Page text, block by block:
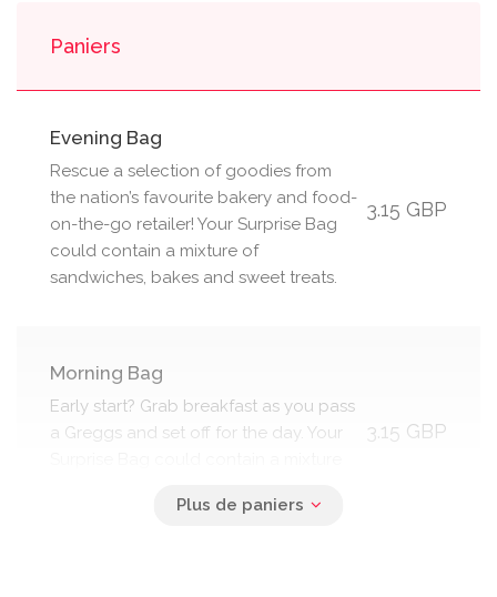
Paniers
Evening Bag
Rescue a selection of goodies from
the nation’s favourite bakery and food-
on-the-go retailer! Your Surprise Bag
could contain a mixture of
sandwiches, bakes and sweet treats.
3.15 GBP
Morning Bag
Early start? Grab breakfast as you pass
a Greggs and set off for the day. Your
3.15 GBP